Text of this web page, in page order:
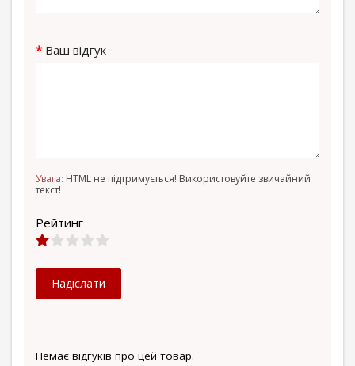
Немає відгуків про цей товар.
Ваш відгук
Увага: HTML не підтримується! Використовуйте звичайний
текст!
Рейтинг
Надіслати